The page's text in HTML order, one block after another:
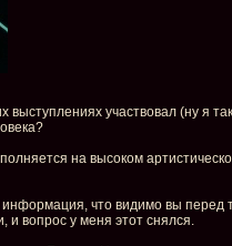
выступлениях участвовал (ну
на высоком
что видимо вы перед
и вопрос у меня этот снялся.